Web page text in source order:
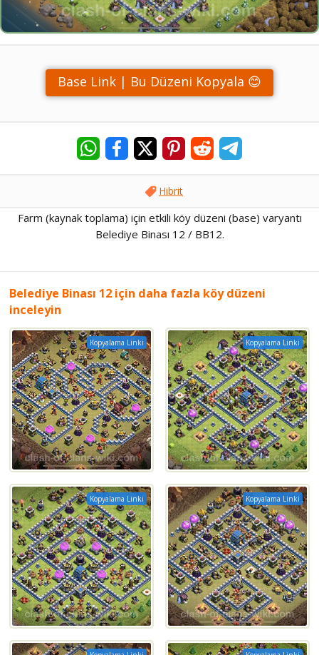
Base Link | Bu Düzeni Kopyala 😊
Hibrit
Farm (kaynak toplama) için etkili köy düzeni (base) varyantı
Belediye Binası 12 / BB12.
Belediye Binası 12 için daha fazla köy düzeni
inceleyin
Kopyalama Linki Kopyalama Linki
Kopyalama Linki Kopyalama Linki